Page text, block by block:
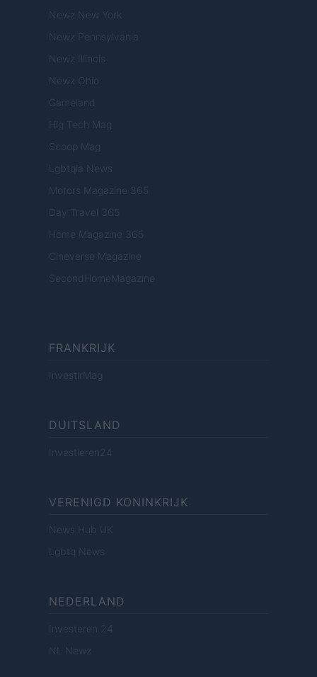
Newz New York
Newz Pennsylvania
Newz Illinois
Newz Ohio
Gameland
Hig Tech Mag
Scoop Mag
Lgbtqia News
Motors Magazine 365
Day Travel 365
Home Magazine 365
Cineverse Magazine
SecondHomeMagazine
FRANKRIJK
InvestirMag
DUITSLAND
Investieren24
VERENIGD KONINKRIJK
News Hub UK
Lgbtq News
NEDERLAND
Investeren 24
NL Newz